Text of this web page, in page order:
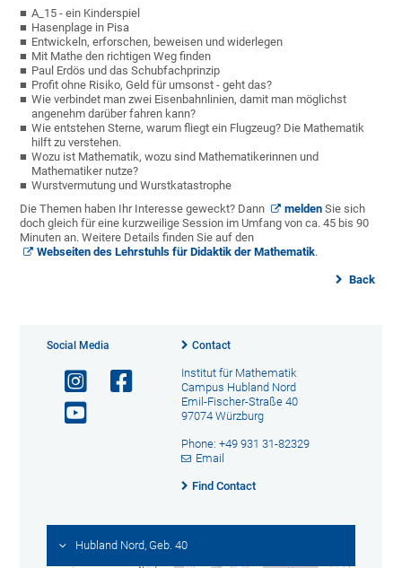
A_15 - ein Kinderspiel
Hasenplage in Pisa
Entwickeln, erforschen, beweisen und widerlegen
Mit Mathe den richtigen Weg finden
Paul Erdös und das Schubfachprinzip
Profit ohne Risiko, Geld für umsonst - geht das?
Wie verbindet man zwei Eisenbahnlinien, damit man möglichst
angenehm darüber fahren kann?
Wie entstehen Sterne, warum fliegt ein Flugzeug? Die Mathematik
hilft zu verstehen.
Wozu ist Mathematik, wozu sind Mathematikerinnen und
Mathematiker nutze?
Wurstvermutung und Wurstkatastrophe
Die Themen haben Ihr Interesse geweckt? Dann
melden Sie sich
doch gleich für eine kurzweilige Session im Umfang von ca. 45 bis 90
Minuten an. Weitere Details finden Sie auf den
Webseiten des Lehrstuhls für Didaktik der Mathematik.
Back
Social Media Contact
Institut für Mathematik
Campus Hubland Nord
Emil-Fischer-Straße 40
97074 Würzburg
Phone: +49 931 31-82329
Email
Find Contact
Hubland Nord, Geb. 40